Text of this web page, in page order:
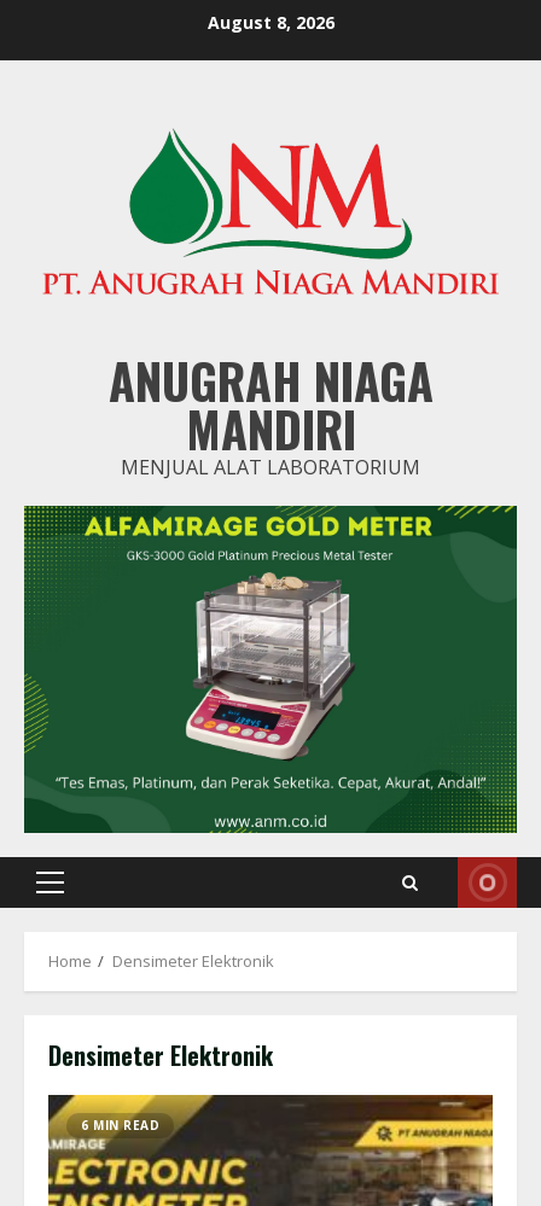
August 8, 2026
ANUGRAH NIAGA
MANDIRI
MENJUAL ALAT LABORATORIUM
Primary
Home Densimeter Elektronik
Densimeter Elektronik
6 MIN READ